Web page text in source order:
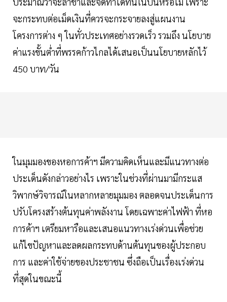
จะกระทบต่อเม็ดเงินที่ควรจะกระจายลงสู่แผนงาน
โครงการต่าง ๆ ในทั่วประเทศอย่างรวดเร็ว รวมถึง นโยบาย
ค่าแรงขั้นต่ำที่พรรคก้าวไกลได้เสนอเป็นนโยบายหลักไว้
450 บาท/วัน
ในมุมมองของหอการค้าฯ มีความคิดเห็นและมีแนวทางต่อ
ประเด็นดังกล่าวอย่างไร เพราะในช่วงที่ผ่านมามีกระแส
วิพากษ์วิจารณ์ในหลากหลายมุมมอง ตลอดจนประเด็นการ
ปรับโครงสร้างต้นทุนค่าพลังงาน โดยเฉพาะค่าไฟฟ้า ที่หอ
การค้าฯ เตรียมหารือและเสนอแนวทางเร่งด่วนเพื่อช่วย
แก้ไขปัญหาและลดผลกระทบด้านต้นทุนของผู้ประกอบ
การ และค่าใช้จ่ายของประชาชน ซึ่งถือเป็นเรื่องเร่งด่วน
ที่สุดในขณะนี้